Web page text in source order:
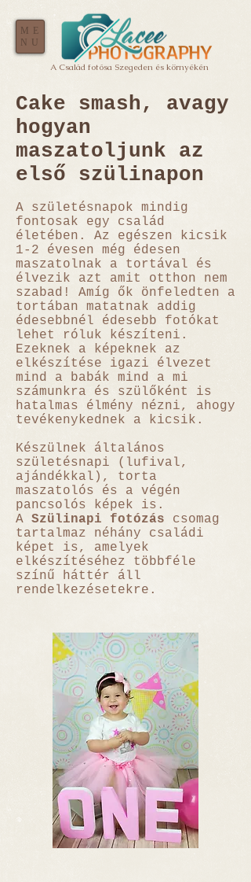
A Család fotósa Szegeden és környékén
ME
NU
Cake smash, avagy
hogyan
maszatoljunk az
első szülinapon
A születésnapok mindig
fontosak egy család
életében. Az egészen kicsik
1-2 évesen még édesen
maszatolnak a tortával és
élvezik azt amit otthon nem
szabad! Amíg ők önfeledten a
tortában matatnak addig
édesebbnél édesebb fotókat
lehet róluk készíteni.
Ezeknek a képeknek az
elkészítése igazi élvezet
mind a babák mind a mi
számunkra és szülőként is
hatalmas élmény nézni, ahogy
tevékenykednek a kicsik.
Készülnek általános
születésnapi (lufival,
ajándékkal), torta
maszatolós és a végén
pancsolós képek is.
A Szülinapi fotózás csomag
tartalmaz néhány családi
képet is, amelyek
elkészítéséhez többféle
színű háttér áll
rendelkezésetekre.